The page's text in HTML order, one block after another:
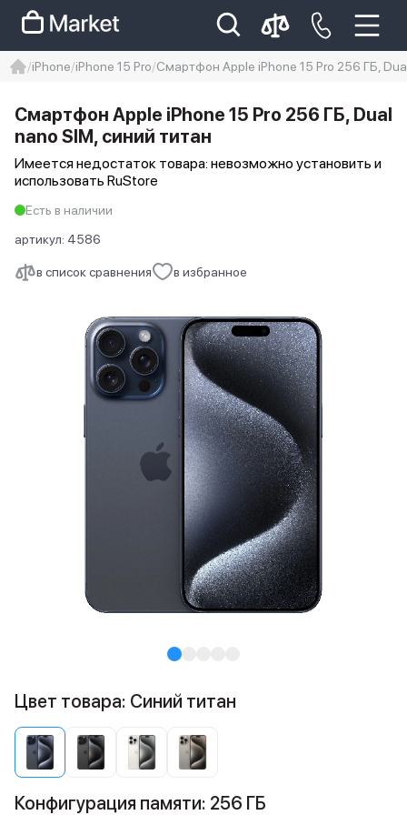
Iphone 14 pro max
айфон 14
iPhone iPhone 15 Pro Смартфон Apple iPhone 15 Pro 256 ГБ,
в список сравнения в избранное
Смартфон Apple iPhone 15 Pro 256 ГБ, Dual
nano SIM, синий титан
Имеется недостаток товара: невозможно установить и
использовать RuStore
Есть в наличии
артикул: 4586
Цвет товара: Синий титан
Конфигурация памяти: 256 ГБ